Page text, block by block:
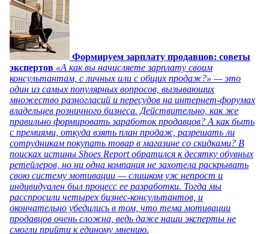
Формируем зарплату продавцов: советы
экспертов «А как вы начисляете зарплату своим
консультантам, с личных или с общих продаж?» — это
один из самых популярных вопросов, вызывающих
множество разногласий и пересудов на интернет-форумах
владельцев розничного бизнеса. Действительно, как же
правильно формировать заработок продавцов? А как быть
с премиями, откуда взять план продаж, разрешать ли
сотрудникам покупать товар в магазине со скидками? В
поисках истины Shoes Report обратился к десятку обувных
ретейлеров, но ни одна компания не захотела раскрывать
свою систему мотивации — слишком уж непрост и
индивидуален был процесс ее разработки. Тогда мы
расспросили четырех бизнес-консультантов, и
окончательно убедились в том, что тема мотивации
продавцов очень сложна, ведь даже наши эксперты не
смогли прийти к единому мнению.